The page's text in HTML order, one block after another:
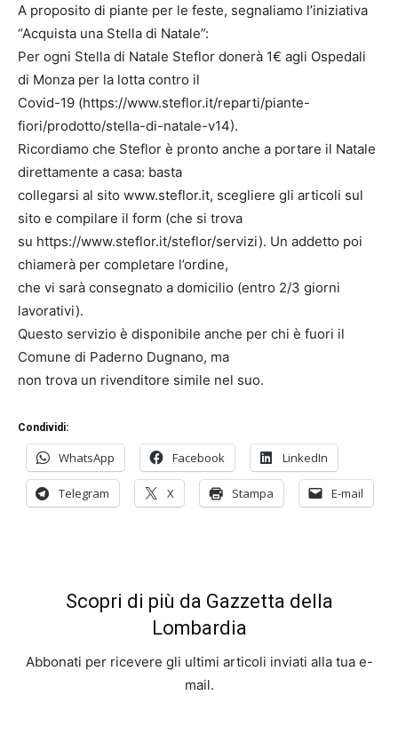
A proposito di piante per le feste, segnaliamo l’iniziativa
“Acquista una Stella di Natale”:
Per ogni Stella di Natale Steflor donerà 1€ agli Ospedali
di Monza per la lotta contro il
Covid-19 (https://www.steflor.it/reparti/piante-
fiori/prodotto/stella-di-natale-v14).
Ricordiamo che Steflor è pronto anche a portare il Natale
direttamente a casa: basta
collegarsi al sito www.steflor.it, scegliere gli articoli sul
sito e compilare il form (che si trova
su https://www.steflor.it/steflor/servizi). Un addetto poi
chiamerà per completare l’ordine,
che vi sarà consegnato a domicilio (entro 2/3 giorni
lavorativi).
Questo servizio è disponibile anche per chi è fuori il
Comune di Paderno Dugnano, ma
non trova un rivenditore simile nel suo.
Condividi:
WhatsApp Facebook LinkedIn
Telegram X Stampa E-mail
Scopri di più da Gazzetta della
Lombardia
Abbonati per ricevere gli ultimi articoli inviati alla tua e-
mail.